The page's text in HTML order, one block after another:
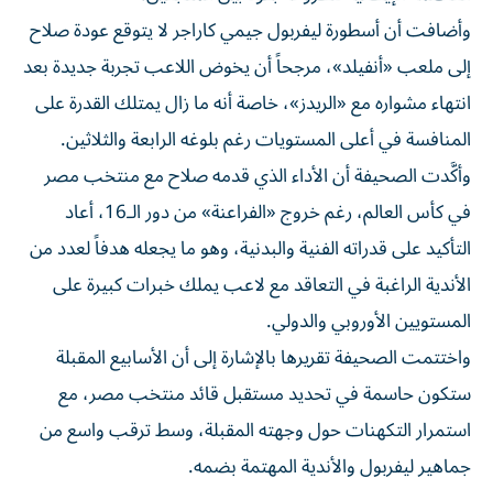
وأضافت أن أسطورة ليفربول جيمي كاراجر لا يتوقع عودة صلاح
إلى ملعب «أنفيلد»، مرجحاً أن يخوض اللاعب تجربة جديدة بعد
انتهاء مشواره مع «الريدز»، خاصة أنه ما زال يمتلك القدرة على
المنافسة في أعلى المستويات رغم بلوغه الرابعة والثلاثين.
وأكَّدت الصحيفة أن الأداء الذي قدمه صلاح مع منتخب مصر
في كأس العالم، رغم خروج «الفراعنة» من دور الـ16، أعاد
التأكيد على قدراته الفنية والبدنية، وهو ما يجعله هدفاً لعدد من
الأندية الراغبة في التعاقد مع لاعب يملك خبرات كبيرة على
المستويين الأوروبي والدولي.
واختتمت الصحيفة تقريرها بالإشارة إلى أن الأسابيع المقبلة
ستكون حاسمة في تحديد مستقبل قائد منتخب مصر، مع
استمرار التكهنات حول وجهته المقبلة، وسط ترقب واسع من
جماهير ليفربول والأندية المهتمة بضمه.